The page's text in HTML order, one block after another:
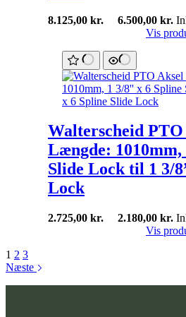
8.125,00 kr. 6.500,00 kr.
Vis
Walterscheid
Længde: 1010mm,
Slide Lock til 1 3/
Lock
2.725,00 kr. 2.180,00 kr.
Vis
1 2 3
Næste